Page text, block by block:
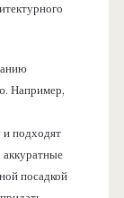
Например,
подходят
посадкой